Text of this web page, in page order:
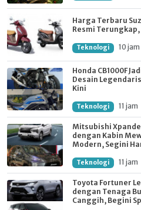
Harga Terbaru
Resmi
Teknologi 10 jam
Honda CB1000F
Desain
Kini
Teknologi 11 jam
Mitsubishi
dengan Kabin
Modern, Segini
Teknologi 11 jam
Toyota Fortuner
dengan Tenaga
Canggih, Begini